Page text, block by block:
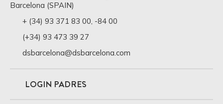
Barcelona (SPAIN)
+ (34) 93 371 83 00, -84 00
(+34) 93 473 39 27
dsbarcelona@dsbarcelona.com
LOGIN PADRES